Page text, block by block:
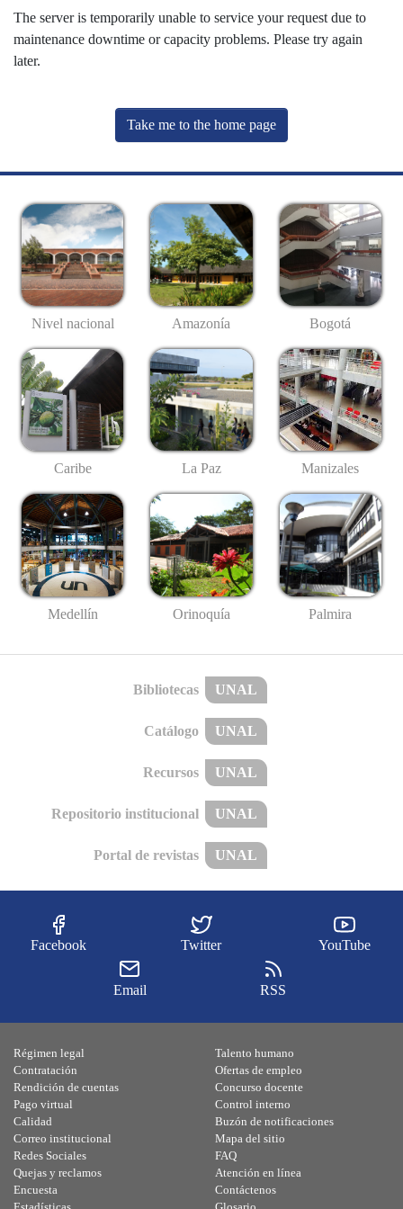
The server is temporarily unable to service your request due to
maintenance downtime or capacity problems. Please try again
later.
Take me to the home page
Nivel nacional Amazonía Bogotá
Caribe La Paz Manizales
Medellín Orinoquía Palmira
Bibliotecas UNAL
Catálogo UNAL
Recursos UNAL
Repositorio institucional UNAL
Portal de revistas UNAL
Facebook Twitter YouTube
Email RSS
Régimen legal
Contratación
Rendición de cuentas
Pago virtual
Calidad
Talento humano
Ofertas de empleo
Concurso docente
Control interno
Buzón de notificaciones
Correo institucional
Redes Sociales
Quejas y reclamos
Encuesta
Mapa del sitio
FAQ
Atención en línea
Contáctenos